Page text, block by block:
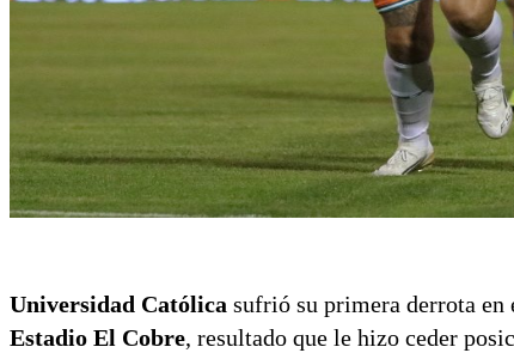
Universidad Católica sufrió su primera derrota en
Estadio El Cobre, resultado que le hizo ceder